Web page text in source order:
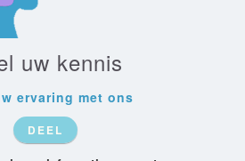
uw kennis
ervaring met ons
DEEL